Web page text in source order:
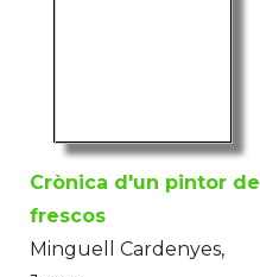
Crònica d'un pintor de
frescos
Minguell Cardenyes,